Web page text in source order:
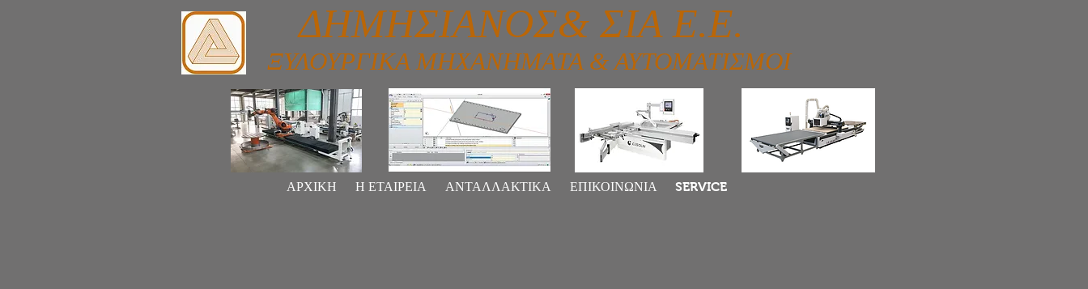
ΔΗΜΗΣΙΑΝΟΣ& ΣΙΑ Ε.Ε.
ΞΥΛΟΥΡΓΙΚΑ ΜΗΧΑΝΗΜΑΤΑ & ΑΥΤΟΜΑΤΙΣΜΟΙ
ΑΡΧΙΚΗ Η ΕΤΑΙΡΕΙΑ ΑΝΤΑΛΛΑΚΤΙΚΑ ΕΠΙΚΟΙΝΩΝΙΑ SERVICE